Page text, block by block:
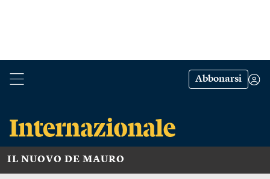
Abbonarsi
IL NUOVO DE MAURO